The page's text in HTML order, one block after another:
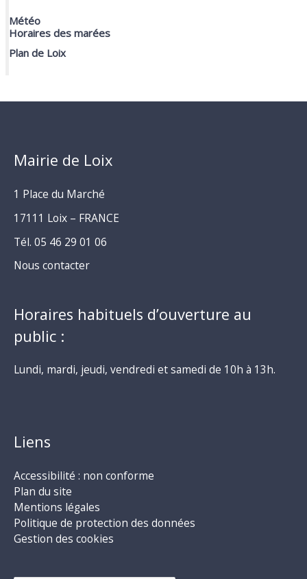
Météo
Horaires des marées
Plan de Loix
Mairie de Loix
1 Place du Marché
17111 Loix – FRANCE
Tél. 05 46 29 01 06
Nous contacter
Horaires habituels d’ouverture au
public :
Lundi, mardi, jeudi, vendredi et samedi de 10h à 13h.
Liens
Accessibilité : non conforme
Plan du site
Mentions légales
Politique de protection des données
Gestion des cookies